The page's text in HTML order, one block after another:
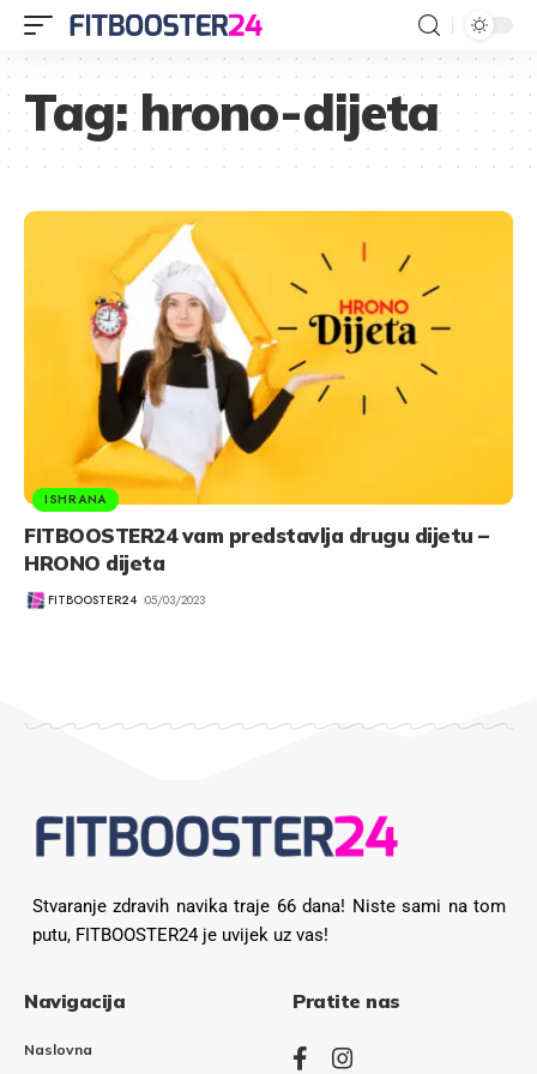
Tag:hrono-dijeta
ISHRANA
FITBOOSTER24 vam predstavlja drugu dijetu –
HRONO dijeta
FITBOOSTER24 05/03/2023
Stvaranje zdravih navika traje 66 dana! Niste sami na tom
putu, FITBOOSTER24 je uvijek uz vas!
Navigacija
Naslovna
Pratite nas